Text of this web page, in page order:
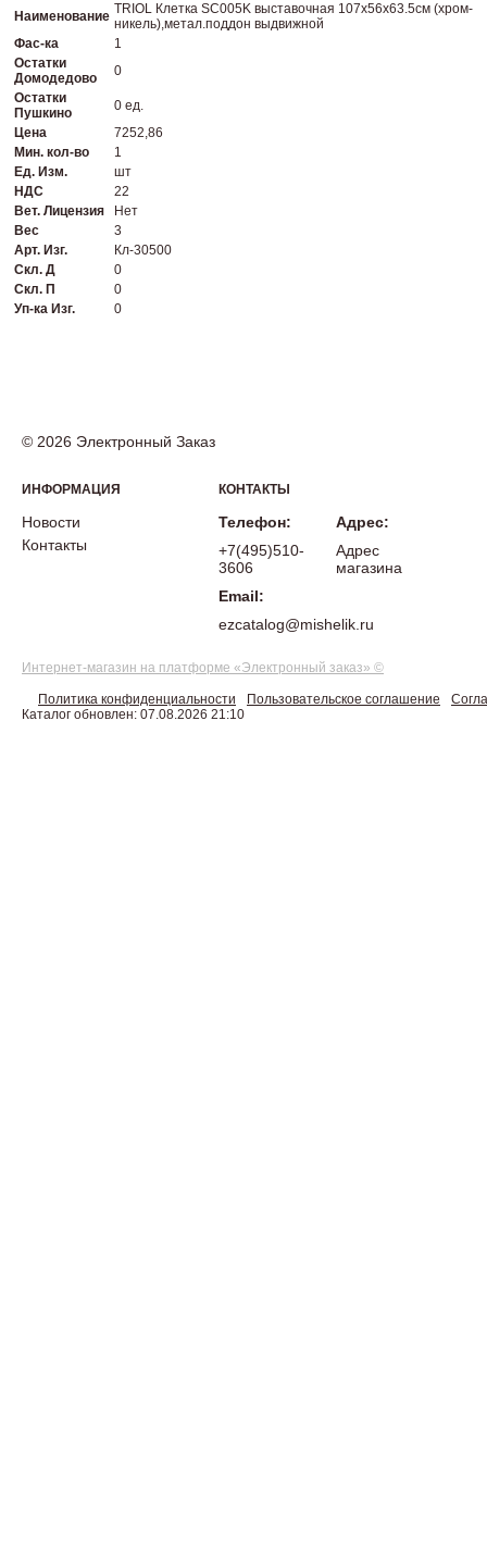
Наименование TRIOL Клетка SC005K выставочная 107х56х63.5см (хром-
никель),метал.поддон выдвижной
Фас-ка
1
Остатки
Домодедово
0
Остатки
Пушкино
0 ед.
Цена
7252,86
Мин. кол-во
1
Ед. Изм.
шт
НДС
22
Вет. Лицензия
Нет
Вес
3
Арт. Изг.
Кл-30500
Скл. Д
0
Скл. П
0
Уп-ка Изг.
0
© 2026 Электронный Заказ
ИНФОРМАЦИЯ
Новости
Контакты
КОНТАКТЫ
Телефон:
+7(495)510-
3606
Email:
ezcatalog@mishelik.ru
Адрес:
Адрес
магазина
Интернет-магазин на платформе «Электронный заказ» ©
Политика конфиденциальности Пользовательское соглашение
Каталог обновлен: 07.08.2026 21:10